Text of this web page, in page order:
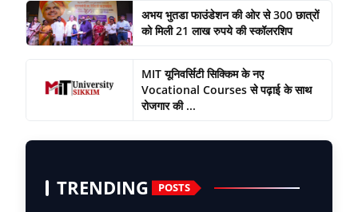
अभय भुतडा फाउंडेशन की ओर से 300 छात्रों
को मिली 21 लाख रुपये की स्कॉलरशिप
MIT यूनिवर्सिटी सिक्किम के नए
Vocational Courses से पढ़ाई के साथ
रोजगार की ...
TRENDING POSTS